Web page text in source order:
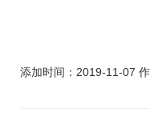
添加时间：2019-11-07